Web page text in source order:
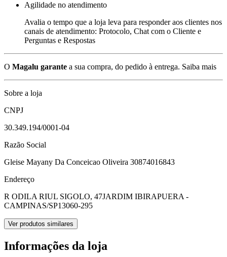
Agilidade no atendimento
Avalia o tempo que a loja leva para responder aos clientes nos
canais de atendimento: Protocolo, Chat com o Cliente e
Perguntas e Respostas
O Magalu garante a sua compra, do pedido à entrega. Saiba mais
Sobre a loja
CNPJ
30.349.194/0001-04
Razão Social
Gleise Mayany Da Conceicao Oliveira 30874016843
Endereço
R ODILA RIUL SIGOLO, 47JARDIM IBIRAPUERA -
CAMPINAS/SP13060-295
Ver produtos similares
Informações da loja